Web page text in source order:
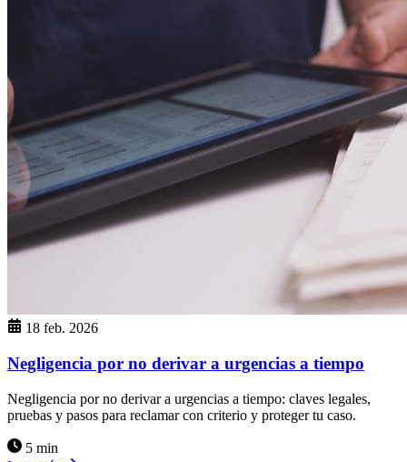
18 feb. 2026
Negligencia por no derivar a urgencias a tiempo
Negligencia por no derivar a urgencias a tiempo: claves legales,
pruebas y pasos para reclamar con criterio y proteger tu caso.
5 min